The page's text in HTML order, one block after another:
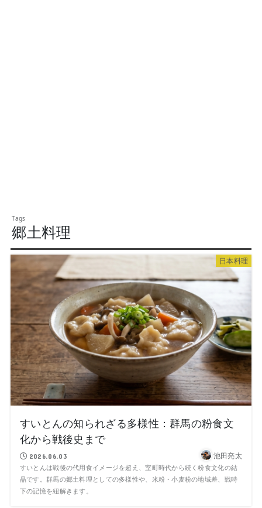
郷土料理
日本料理
すいとんの知られざる多様性：群馬の粉食文
化から戦後史まで
2026.06.03 池田亮太
すいとんは戦後の代用食イメージを超え、室町時代から続く粉食文化の結
晶です。群馬の郷土料理としての多様性や、米粉・小麦粉の地域差、戦時
下の記憶を紐解きます。